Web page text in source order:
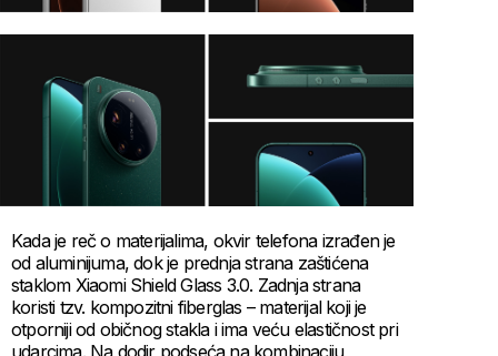
Kada je reč o materijalima, okvir telefona izrađen je
od aluminijuma, dok je prednja strana zaštićena
staklom Xiaomi Shield Glass 3.0. Zadnja strana
koristi tzv. kompozitni fiberglas – materijal koji je
otporniji od običnog stakla i ima veću elastičnost pri
udarcima. Na dodir podseća na kombinaciju